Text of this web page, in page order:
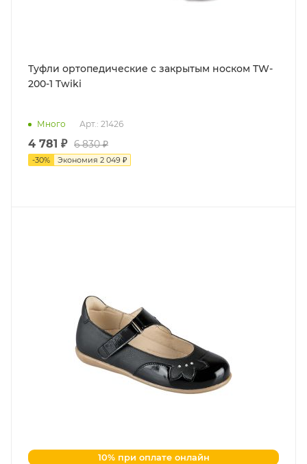
Туфли ортопедические с закрытым носком TW-
200-1 Twiki
Много Арт.: 21426
4 781 ₽ 6 830 ₽
-30% Экономия 2 049 ₽
10% при оплате онлайн